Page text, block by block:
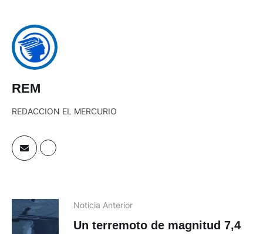
REM
REDACCION EL MERCURIO
Noticia Anterior
Un terremoto de magnitud 7,4